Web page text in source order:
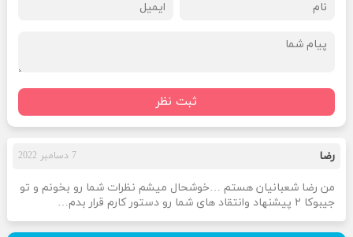
ثبت نظر
رضا 7 دسامبر 2022
من رضا شعبانیان هستم …خوشحال میشم نظرات شما رو بخونم و تو
جیبوکا ۲ پیشنهاد وانتقاد های شما رو دستور کارم قرار بدم…